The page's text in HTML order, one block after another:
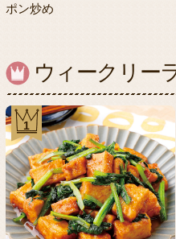
ポン炒め
ウィークリー
1